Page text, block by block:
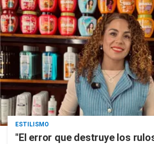
ESTILISMO
"El error que destruye los